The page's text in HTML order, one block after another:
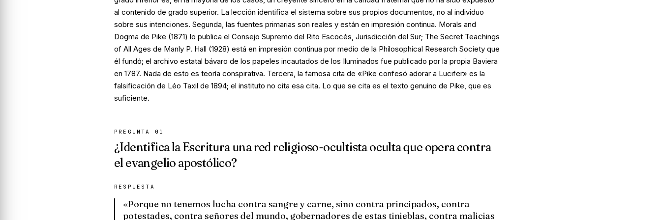
al contenido de grado superior. La lección identifica el sistema sobre sus propios documentos, no al individuo
sobre sus intenciones. Segunda , las fuentes primarias son reales y están en impresión continua. Morals and
Dogma de Pike (1871) lo publica el Consejo Supremo del Rito Escocés, Jurisdicción del Sur; The Secret Teachings
of All Ages de Manly P. Hall (1928) está en impresión continua por medio de la Philosophical Research Society que
él fundó; el archivo estatal bávaro de los papeles incautados de los Iluminados fue publicado por la propia Baviera
en 1787. Nada de esto es teoría conspirativa. Tercera , la famosa cita de «Pike confesó adorar a Lucifer» es la
falsificación de Léo Taxil de 1894; el instituto no cita esa cita. Lo que se cita es el texto genuino de Pike, que es
suficiente.
PREGUNTA 01
¿Identifica la Escritura una red religioso-ocultista oculta que opera contra
el evangelio apostólico?
RESPUESTA
«Porque no tenemos lucha contra sangre y carne, sino contra principados, contra
potestades, contra señores del mundo, gobernadores de estas tinieblas, contra malicias